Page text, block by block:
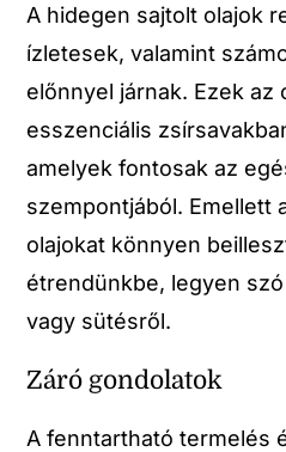
A hidegen sajtolt olajok
ízletesek, valamint
előnnyel járnak. Ezek az
esszenciális
amelyek fontosak az
szempontjából. Emellett
olajokat könnyen
étrendünkbe, legyen
vagy sütésről.
Záró gondolatok
A fenntartható termelés